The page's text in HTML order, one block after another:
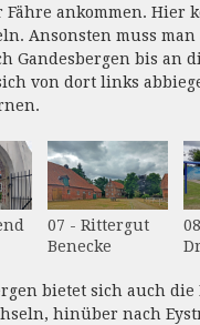
Fähre ankommen. Hier
Ansonsten muss
Gandesbergen bis an
von dort links
07 - Rittergut
Benecke
bietet sich auch
hinüber nach